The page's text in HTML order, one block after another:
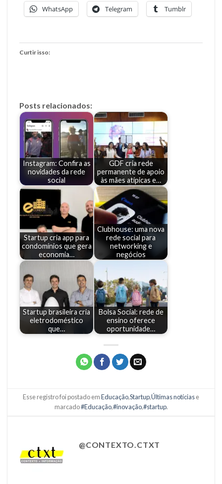
WhatsApp Telegram Tumblr
Curtir isso:
Posts relacionados:
Instagram: Confira as
novidades da rede
social
GDF cria rede
permanente de apoio
às mães atípicas e…
Startup cria app para
condomínios que gera
economia…
Clubhouse: uma nova
rede social para
networking e
negócios
Startup brasileira cria
eletrodoméstico
que…
Bolsa Social: rede de
ensino oferece
oportunidade…
Esse registro foi postado emEducação,Startup,Últimas notíciase
marcado#Educação,#inovação,#startup.
@CONTEXTO.CTXT